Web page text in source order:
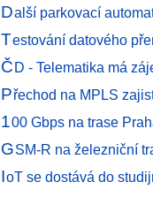
Další parkovací
Testování datového
ČD - Telematika má
Přechod na MPLS
100 Gbps na trase
GSM-R na železniční
IoT se dostává do